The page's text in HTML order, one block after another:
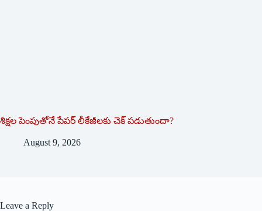
శిక్షల పెంపుతోనే పేపర్ లీకేజీలకు చెక్ పడుతుందా?
August 9, 2026
Leave a Reply